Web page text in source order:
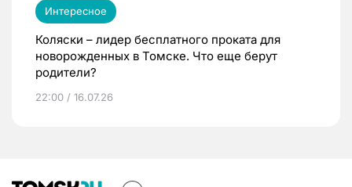
Интересное
Коляски – лидер бесплатного проката для
новорожденных в Томске. Что еще берут
родители?
22:00 / 16.07.26